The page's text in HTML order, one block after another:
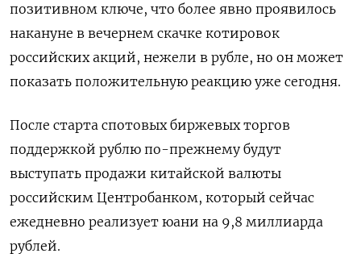
позитивном ключе, что более явно проявилось
накануне в вечернем скачке котировок
российских акций, нежели в рубле, но он может
показать положительную реакцию уже сегодня.
После старта спотовых биржевых торгов
поддержкой рублю по-прежнему будут
выступать продажи китайской валюты
российским Центробанком, который сейчас
ежедневно реализует юани на 9,8 миллиарда
рублей.